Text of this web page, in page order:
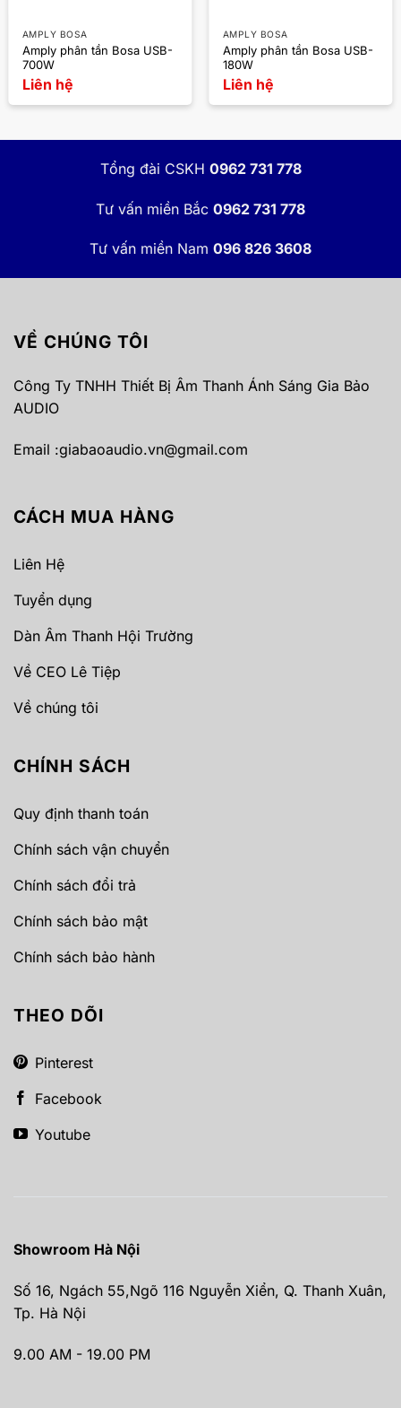
AMPLY BOSA
Amply phân tần Bosa USB-
700W
Liên hệ
AMPLY BOSA
Amply phân tần Bosa USB-
180W
Liên hệ
Tổng đài CSKH 0962 731 778
Tư vấn miền Bắc 0962 731 778
Tư vấn miền Nam 096 826 3608
VỀ CHÚNG TÔI
Công Ty TNHH Thiết Bị Âm Thanh Ánh Sáng Gia Bảo
AUDIO
Email :giabaoaudio.vn@gmail.com
CÁCH MUA HÀNG
Liên Hệ
Tuyển dụng
Dàn Âm Thanh Hội Trường
Về CEO Lê Tiệp
Về chúng tôi
CHÍNH SÁCH
Quy định thanh toán
Chính sách vận chuyển
Chính sách đổi trả
Chính sách bảo mật
Chính sách bảo hành
THEO DÕI
Pinterest
Facebook
Youtube
Showroom Hà Nội
Số 16, Ngách 55,Ngõ 116 Nguyễn Xiển, Q. Thanh Xuân,
Tp. Hà Nội
9.00 AM - 19.00 PM